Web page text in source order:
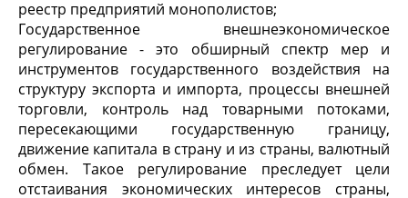
реестр предприятий монополистов;
Государственное внешнеэкономическое
регулирование - это обширный спектр мер и
инструментов государственного воздействия на
структуру экспорта и импорта, процессы внешней
торговли, контроль над товарными потоками,
пересекающими государственную границу,
движение капитала в страну и из страны, валютный
обмен. Такое регулирование преследует цели
отстаивания экономических интересов страны,